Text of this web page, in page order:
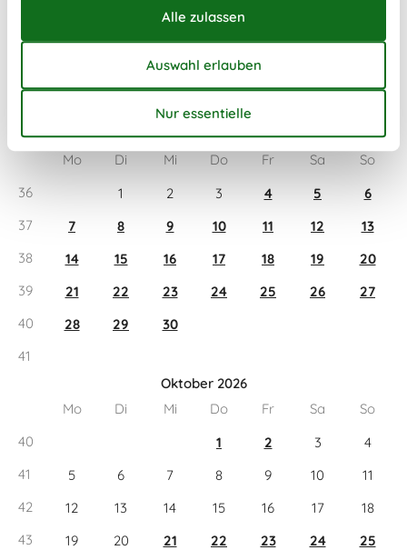
Kalender
September 2026
Mo
Di Mi Do Fr Sa
So
36
1 2 3 4 5
6
37
7 8 9 10 11 12
13
38
14 15 16 17 18 19
20
39
21 22 23 24 25 26
27
40
28 29
30
41
Oktober 2026
Mo
Di Mi Do Fr Sa
So
40
1 2 3
4
41
5 6 7 8 9 10
11
42
12 13 14 15 16 17
18
43
19 20 21 22 23 24
25